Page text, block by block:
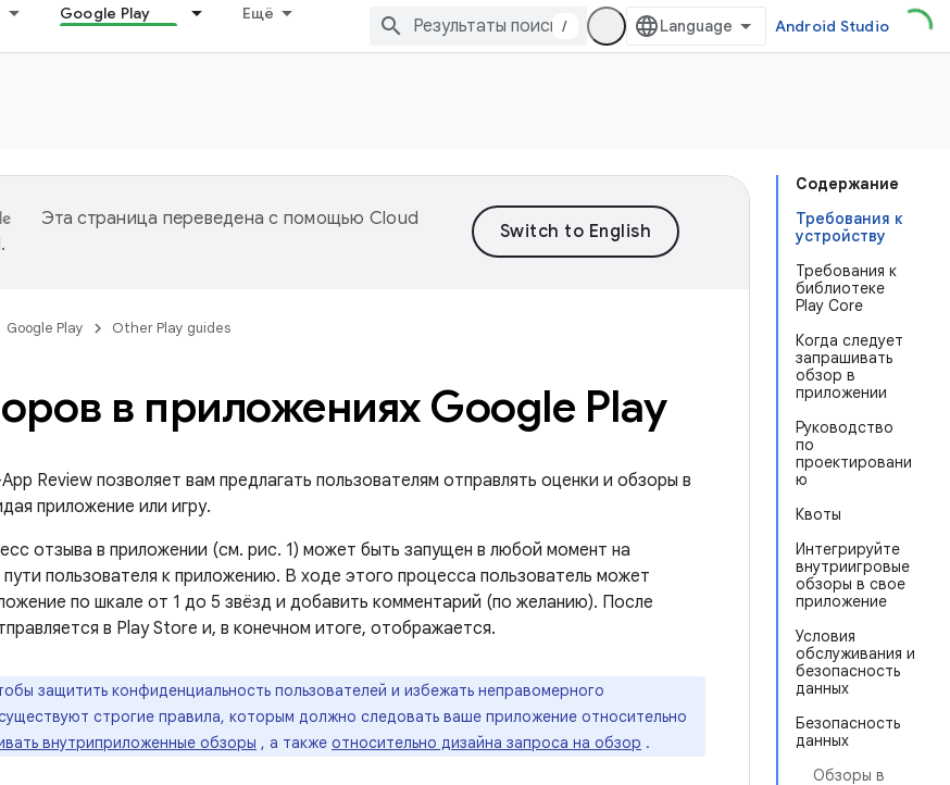
Google Play Ещё
/ Android Studio
Содержание
Требования к
устройству
Требования к
библиотеке
Play Core
Когда следует
запрашивать
обзор в
приложении
Руководство
по
проектировани
ю
Квоты
Интегрируйте
внутриигровые
обзоры в свое
приложение
Условия
обслуживания и
безопасность
данных
Безопасность
данных
Обзоры в
Эта страница переведена с помощью Cloud
.
Google Play Other Play guides
в приложениях Google Play
Review позволяет вам предлагать пользователям отправлять оценки и обзоры в
приложение или игру.
отзыва в приложении (см. рис. 1) может быть запущен в любой момент на
пользователя к приложению. В ходе этого процесса пользователь может
по шкале от 1 до 5 звёзд и добавить комментарий (по желанию). После
в Play Store и, в конечном итоге, отображается.
защитить конфиденциальность пользователей и избежать неправомерного
строгие правила, которым должно следовать ваше приложение относительно
внутриприложенные обзоры , а также относительно дизайна запроса на обзор .